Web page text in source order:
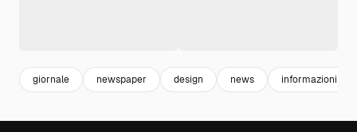
giornale newspaper design news informazioni